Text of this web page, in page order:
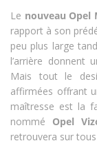
Le nouveau Opel
rapport à son
peu plus large
l’arrière donnent
Mais tout le
affirmées offrant
maîtresse est la
nommé Opel
retrouvera sur